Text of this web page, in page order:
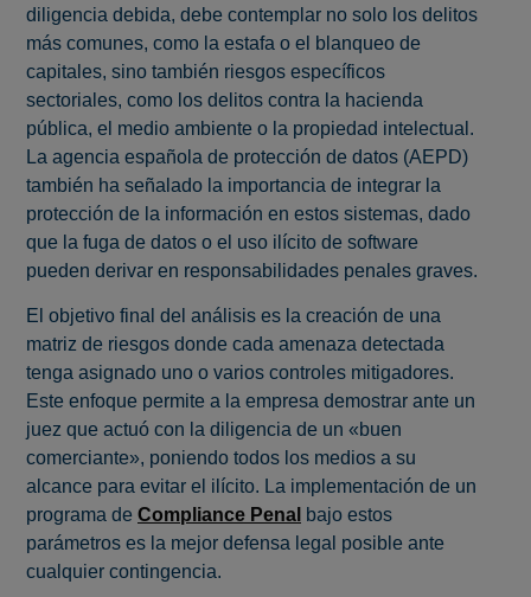
diligencia debida, debe contemplar no solo los delitos
más comunes, como la estafa o el blanqueo de
capitales, sino también riesgos específicos
sectoriales, como los delitos contra la hacienda
pública, el medio ambiente o la propiedad intelectual.
La agencia española de protección de datos (AEPD)
también ha señalado la importancia de integrar la
protección de la información en estos sistemas, dado
que la fuga de datos o el uso ilícito de software
pueden derivar en responsabilidades penales graves.
El objetivo final del análisis es la creación de una
matriz de riesgos donde cada amenaza detectada
tenga asignado uno o varios controles mitigadores.
Este enfoque permite a la empresa demostrar ante un
juez que actuó con la diligencia de un «buen
comerciante», poniendo todos los medios a su
alcance para evitar el ilícito. La implementación de un
programa de Compliance Penal bajo estos
parámetros es la mejor defensa legal posible ante
cualquier contingencia.